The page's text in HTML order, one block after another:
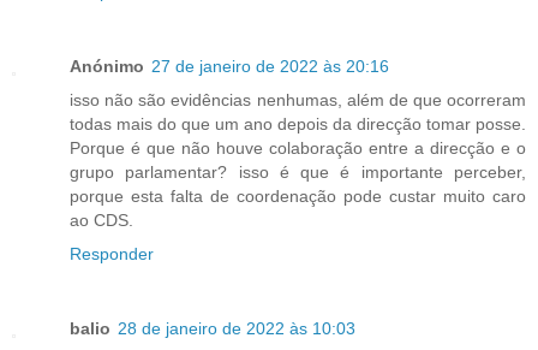
Anónimo 27 de janeiro de 2022 às 20:16
isso não são evidências nenhumas, além de que ocorreram
todas mais do que um ano depois da direcção tomar posse.
Porque é que não houve colaboração entre a direcção e o
grupo parlamentar? isso é que é importante perceber,
porque esta falta de coordenação pode custar muito caro
ao CDS.
Responder
balio 28 de janeiro de 2022 às 10:03